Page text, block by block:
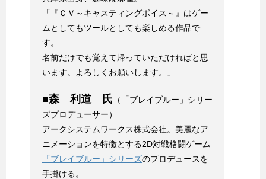
「『ＣＶ～キャスティングボイス～』はゲー
ムとしてもツールとしても楽しめる作品で
す。
名前だけでも覚えて帰っていただければと思
います。よろしくお願いします。」
■森 利道 氏 （「ブレイブルー」シリー
ズプロデューサー）
アークシステムワークス株式会社。美麗なア
ニメーションを特徴とする2D対戦格闘ゲーム
「ブレイブルー」シリーズのプロデュースを
手掛ける。